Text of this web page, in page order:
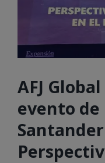
AFJ
evento de